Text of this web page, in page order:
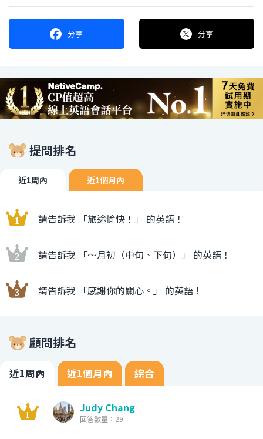
分享 分享
提問排名
近1周內 近1個月內
請告訴我 「旅途愉快！」 的英語！
請告訴我 「〜月初（中旬、下旬）」 的英語！
請告訴我 「感謝你的關心。」 的英語！
顧問排名
近1周內 近1個月內 綜合
Judy Chang
回答數量：29